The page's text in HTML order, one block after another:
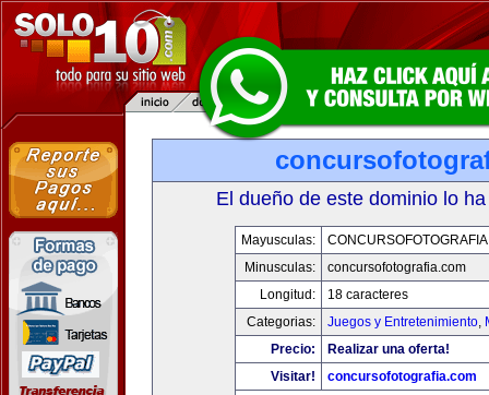
El dueño de este dominio lo
Mayusculas:
Minusculas:
concursofotografia.com
Longitud:
18 caracteres
Categorias:
Juegos y Entretenimiento,
Precio:
Realizar una oferta!
Visitar!
concursofotografia.com